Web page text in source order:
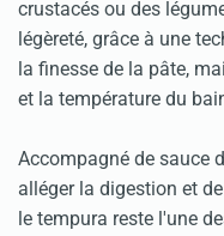
crustacés ou des
légèreté, grâce à une
la finesse de la pâte,
et la température du
Accompagné de sauce
alléger la digestion et
le tempura reste l'une